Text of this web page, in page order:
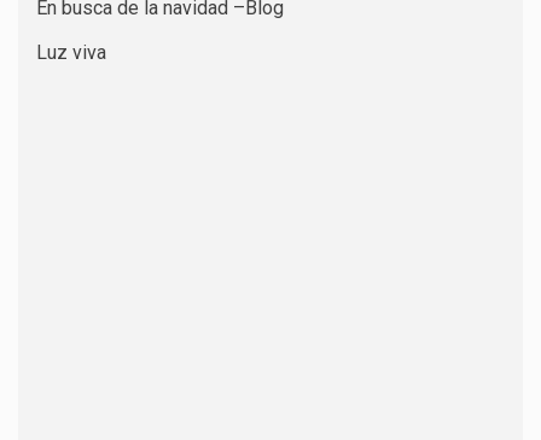
En busca de la navidad –Blog
Luz viva